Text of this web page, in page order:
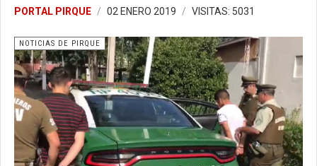
PORTAL PIRQUE 02 ENERO 2019 VISITAS: 5031
NOTICIAS DE PIRQUE